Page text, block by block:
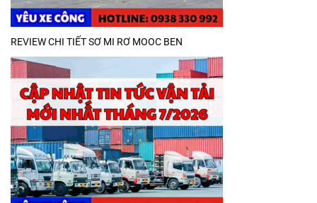
REVIEW CHI TIẾT SƠ MI RƠ MOOC BEN